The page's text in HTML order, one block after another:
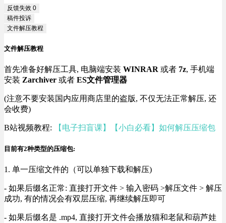
反馈失效 0
稿件投诉
文件解压教程
文件解压教程
首先准备好解压工具, 电脑端安装 WINRAR 或者 7z, 手机端
安装 Zarchiver 或者 ES文件管理器
(注意不要安装国内应用商店里的盗版, 不仅无法正常解压, 还
会收费)
B站视频教程: 【电子扫盲课】【小白必看】如何解压压缩包
目前有2种类型的压缩包:
1. 单一压缩文件的（可以单独下载和解压)
- 如果后缀名正常: 直接打开文件 > 输入密码 >解压文件 > 解压
成功, 有的情况会有双层压缩, 再继续解压即可
- 如果后缀名是 .mp4, 直接打开文件会播放猫和老鼠和葫芦娃